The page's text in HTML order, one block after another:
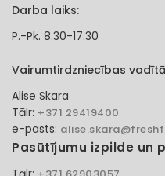
Darba laiks:
P.-Pk. 8.30-17.30
Vairumtirdzniecības
Alise Skara
Tālr: +371 29419400
e-pasts:
Pasūtījumu izpilde un